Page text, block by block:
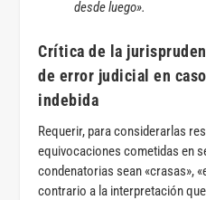
desde luego».
Crítica de la
de error judicial en
indebida
Requerir, para considerarlas
equivocaciones cometidas en
condenatorias sean «crasas»,
contrario a la interpretación